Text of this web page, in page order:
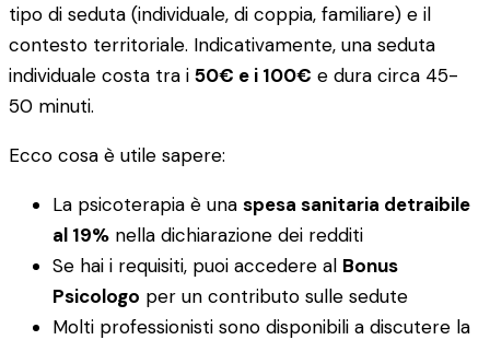
tipo di seduta (individuale, di coppia, familiare) e il
contesto territoriale. Indicativamente, una seduta
individuale costa tra i 50€ e i 100€ e dura circa 45-
50 minuti.
Ecco cosa è utile sapere:
La psicoterapia è una spesa sanitaria detraibile
al 19% nella dichiarazione dei redditi
Se hai i requisiti, puoi accedere al Bonus
Psicologo per un contributo sulle sedute
Molti professionisti sono disponibili a discutere la